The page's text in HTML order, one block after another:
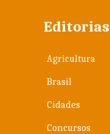
Editorias
Agricultura
Brasil
Cidades
Concursos